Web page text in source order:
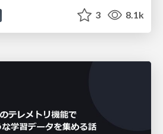
3 8.1k